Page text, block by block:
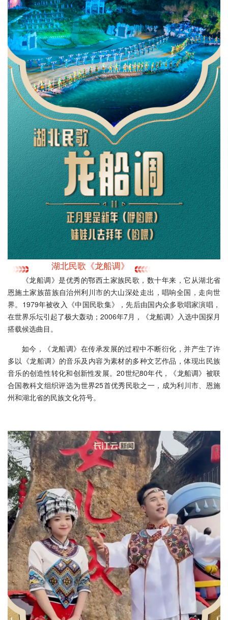
湖北民歌《龙船调》
《龙船调》是优秀的鄂西土家族民歌，数十年来，它从湖北省
恩施土家族苗族自治州利川市的大山深处走出，唱响全国，走向世
界。1979年被收入《中国民歌集》，先后由国内众多歌唱家演唱，
在世界乐坛引起了极大轰动；2006年7月，《龙船调》入选中国探月
搭载候选曲目。
如今，《龙船调》在传承发展的过程中不断衍化，并产生了许
多以《龙船调》的音乐及内容为素材的多种文艺作品，体现出民族
音乐的创造性转化和创新性发展。20世纪80年代，《龙船调》被联
合国教科文组织评选为世界25首优秀民歌之一，成为利川市、恩施
州和湖北省的民族文化符号。